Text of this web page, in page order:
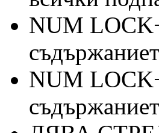
NUM
NUM